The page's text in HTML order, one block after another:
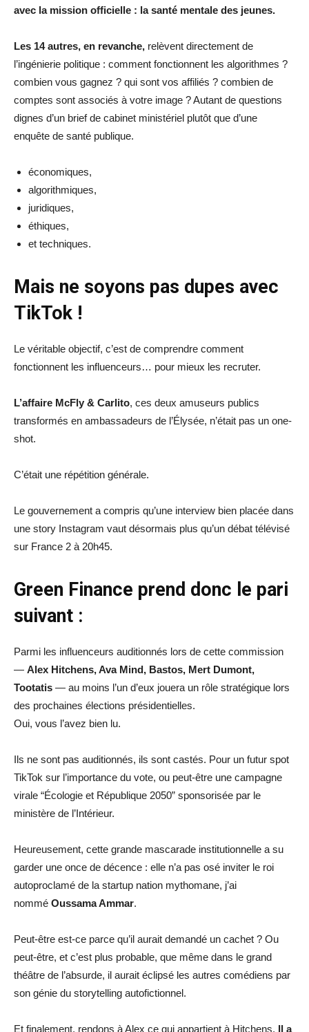
avec la mission officielle : la santé mentale des jeunes.
Les 14 autres, en revanche, relèvent directement de
l’ingénierie politique : comment fonctionnent les algorithmes ?
combien vous gagnez ? qui sont vos affiliés ? combien de
comptes sont associés à votre image ? Autant de questions
dignes d’un brief de cabinet ministériel plutôt que d’une
enquête de santé publique.
économiques,
algorithmiques,
juridiques,
éthiques,
et techniques.
Mais ne soyons pas dupes avec
TikTok !
Le véritable objectif, c’est de comprendre comment
fonctionnent les influenceurs… pour mieux les recruter.
L’affaire McFly & Carlito, ces deux amuseurs publics
transformés en ambassadeurs de l’Élysée, n’était pas un one-
shot.
C’était une répétition générale.
Le gouvernement a compris qu’une interview bien placée dans
une story Instagram vaut désormais plus qu’un débat télévisé
sur France 2 à 20h45.
Green Finance prend donc le pari
suivant :
Parmi les influenceurs auditionnés lors de cette commission
— Alex Hitchens, Ava Mind, Bastos, Mert Dumont,
Tootatis — au moins l’un d’eux jouera un rôle stratégique lors
des prochaines élections présidentielles.
Oui, vous l’avez bien lu.
Ils ne sont pas auditionnés, ils sont castés. Pour un futur spot
TikTok sur l’importance du vote, ou peut-être une campagne
virale “Écologie et République 2050” sponsorisée par le
ministère de l’Intérieur.
Heureusement, cette grande mascarade institutionnelle a su
garder une once de décence : elle n’a pas osé inviter le roi
autoproclamé de la startup nation mythomane, j’ai
nommé Oussama Ammar.
Peut-être est-ce parce qu’il aurait demandé un cachet ? Ou
peut-être, et c’est plus probable, que même dans le grand
théâtre de l’absurde, il aurait éclipsé les autres comédiens par
son génie du storytelling autofictionnel.
Et finalement, rendons à Alex ce qui appartient à Hitchens. Il a